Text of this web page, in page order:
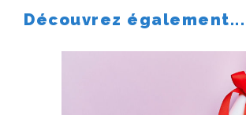
Découvrez également...